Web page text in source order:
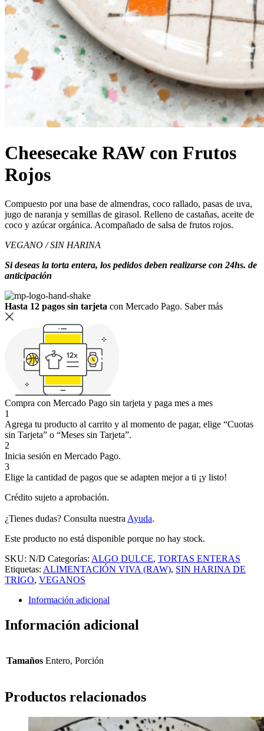
Cheesecake RAW con Frutos
Rojos
Compuesto por una base de almendras, coco rallado, pasas de uva,
jugo de naranja y semillas de girasol. Relleno de castañas, aceite de
coco y azúcar orgánica. Acompañado de salsa de frutos rojos.
VEGANO / SIN HARINA
Si deseas la torta entera, los pedidos deben realizarse con 24hs. de
anticipación
Hasta 12 pagos sin tarjeta con Mercado Pago. Saber más
Compra con Mercado Pago sin tarjeta y paga mes a mes
1
Agrega tu producto al carrito y al momento de pagar, elige “Cuotas
sin Tarjeta” o “Meses sin Tarjeta”.
2
Inicia sesión en Mercado Pago.
3
Elige la cantidad de pagos que se adapten mejor a ti ¡y listo!
Crédito sujeto a aprobación.
¿Tienes dudas? Consulta nuestra Ayuda.
Este producto no está disponible porque no hay stock.
SKU: N/D Categorías: ALGO DULCE, TORTAS ENTERAS
Etiquetas: ALIMENTACIÓN VIVA (RAW), SIN HARINA DE
TRIGO, VEGANOS
Información adicional
Información adicional
Tamaños Entero, Porción
Productos relacionados